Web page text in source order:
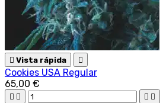
 Vista rápida 
Cookies USA Regular
65,00 €
   